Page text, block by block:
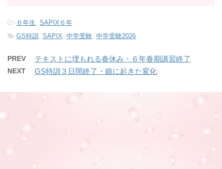
- ６年生, SAPIX６年
-GS特訓 , SAPIX, 中学受験, 中学受験2026
PREV テキストに埋もれる春休み・６年春期講習終了
NEXT GS特訓３日間終了・娘に起きた変化